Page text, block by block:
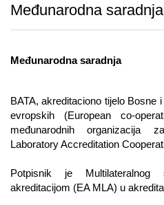
Dokumenti
Linkovi
Javni poziv
Kontakt
Međunarodna saradnja
Međunarodna saradnja
BATA, akreditaciono tijelo Bosne
evropskih (European co-
međunarodnih organizacija
Laboratory Accreditation
Potpisnik je Multilateralnog
akreditacijom (EA MLA) u